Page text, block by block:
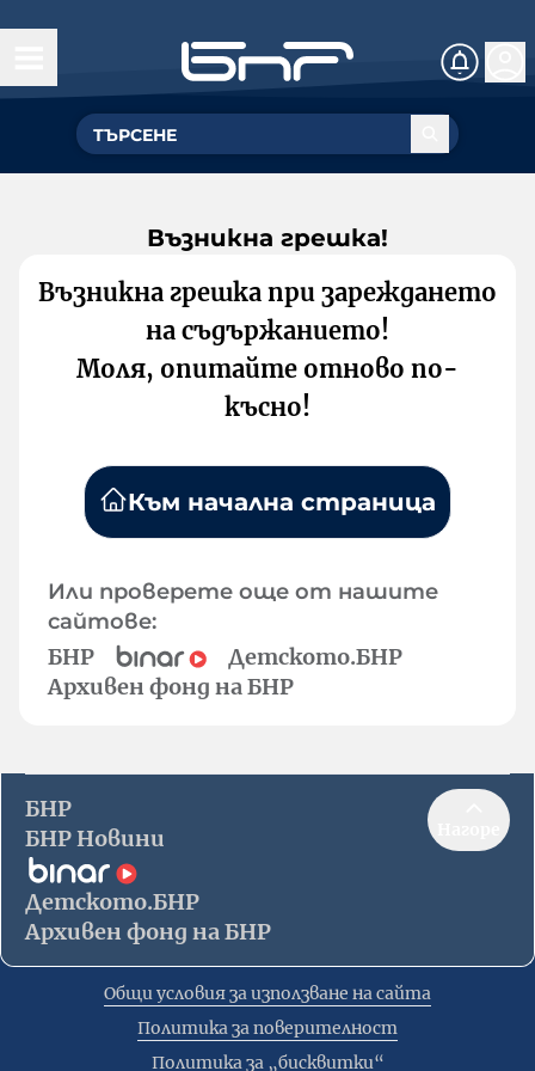
Възникна грешка!
Възникна грешка при зареждането
на съдържанието!
Моля, опитайте отново по-
късно!
Към начална страница
Или проверете още от нашите
сайтове:
БНР
Детското.БНР
Архивен фонд на БНР
БНР
БНР Новини
Детското.БНР
Архивен фонд на БНР
Общи условия за използване на сайта
Политика за поверителност
Политика за „бисквитки“